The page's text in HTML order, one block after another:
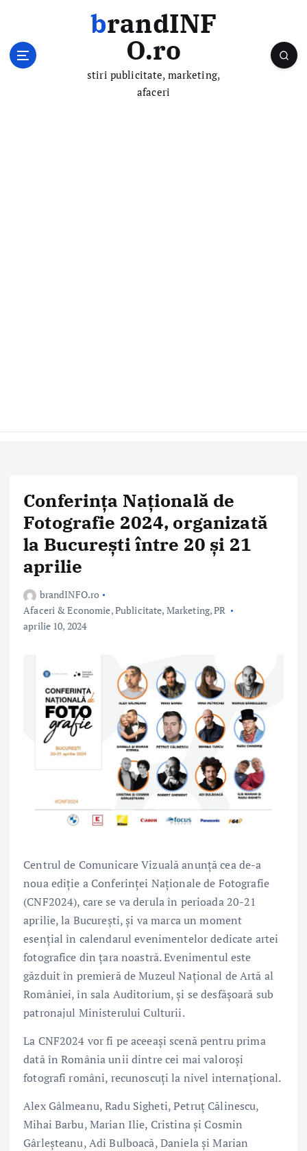
brandINF
O.ro
stiri publicitate, marketing,
afaceri
Conferința Națională de
Fotografie 2024, organizată
la București între 20 și 21
aprilie
brandINFO.ro
Afaceri & Economie,Publicitate, Marketing, PR
aprilie 10, 2024
Centrul de Comunicare Vizuală anunță cea de-a
noua ediție a Conferinței Naționale de Fotografie
(CNF2024), care se va derula în perioada 20-21
aprilie, la București, și va marca un moment
esențial în calendarul evenimentelor dedicate artei
fotografice din țara noastră. Evenimentul este
găzduit în premieră de Muzeul Național de Artă al
României, în sala Auditorium, și se desfășoară sub
patronajul Ministerului Culturii.
La CNF2024 vor fi pe aceeași scenă pentru prima
dată în România unii dintre cei mai valoroși
fotografi români, recunoscuți la nivel internațional.
Alex Gâlmeanu, Radu Sigheti, Petruț Călinescu,
Mihai Barbu, Marian Ilie, Cristina și Cosmin
Gârleșteanu, Adi Bulboacă, Daniela și Marian